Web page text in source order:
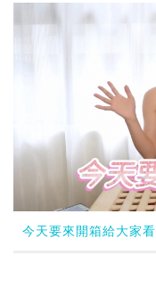
今天要來開箱給大家看